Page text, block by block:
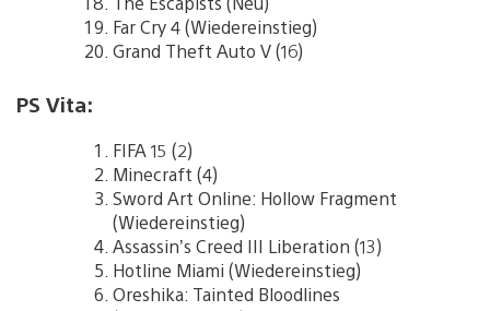
Far Cry 4 (Wiedereinstieg)
Grand Theft Auto V (16)
PS Vita:
FIFA 15 (2)
Minecraft (4)
Sword Art Online: Hollow Fragment
(Wiedereinstieg)
Assassin’s Creed III Liberation (13)
Hotline Miami (Wiedereinstieg)
Oreshika: Tainted Bloodlines